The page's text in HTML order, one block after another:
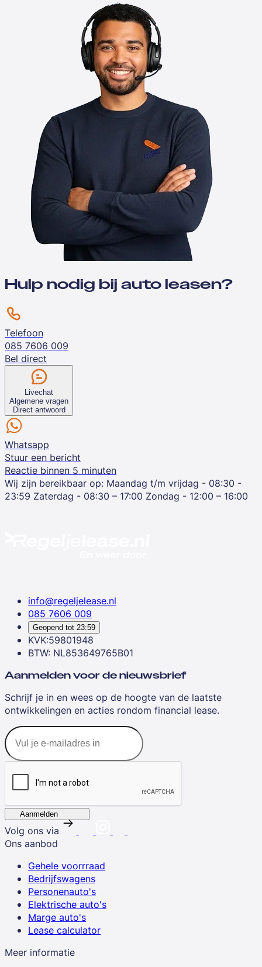
Hulp nodig bij auto leasen?
Telefoon
085 7606 009
Bel direct
Livechat
Algemene vragen
Direct antwoord
Whatsapp
Stuur een bericht
Reactie binnen 5 minuten
Wij zijn bereikbaar op: Maandag t/m vrijdag - 08:30 -
23:59 Zaterdag - 08:30 – 17:00 Zondag - 12:00 – 16:00
info@regeljelease.nl
085 7606 009
Geopend tot 23:59
KVK:59801948
BTW: NL853649765B01
Aanmelden voor de nieuwsbrief
Schrijf je in en wees op de hoogte van de laatste
ontwikkelingen en acties rondom financial lease.
Aanmelden
Volg ons via
Ons aanbod
Gehele voorrraad
Bedrijfswagens
Personenauto's
Elektrische auto's
Marge auto's
Lease calculator
Meer informatie